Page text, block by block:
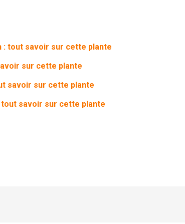
: tout savoir sur cette plante
sur cette plante
savoir sur cette plante
savoir sur cette plante